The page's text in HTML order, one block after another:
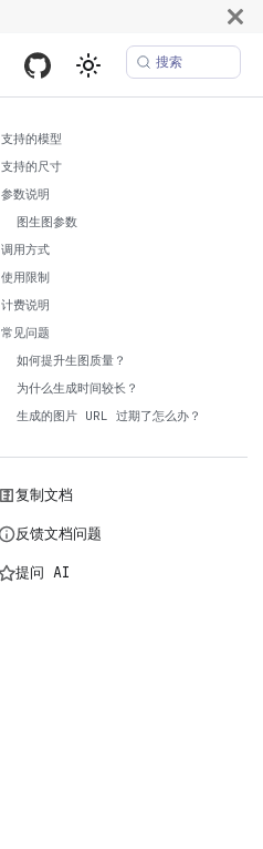
搜索
支持的模型
支持的尺寸
参数说明
图生图参数
调用方式
使用限制
计费说明
常见问题
如何提升生图质量？
为什么生成时间较长？
生成的图片 URL 过期了怎么办？
复制文档
反馈文档问题
提问 AI